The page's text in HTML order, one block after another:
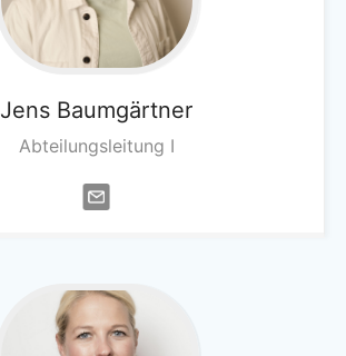
Jens Baumgärtner
Abteilungsleitung I